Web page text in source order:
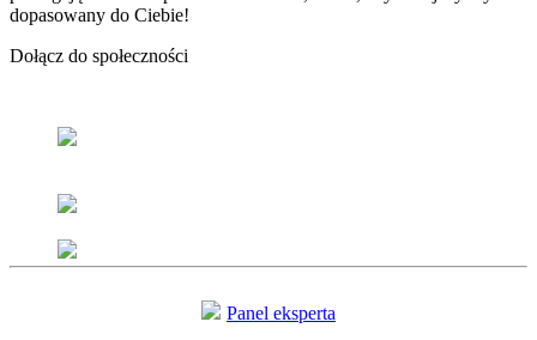
dopasowany do Ciebie!
Dołącz do społeczności
Panel eksperta